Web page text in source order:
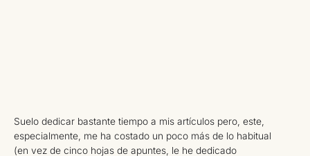
Suelo dedicar bastante tiempo a mis artículos pero, este,
especialmente, me ha costado un poco más de lo habitual
(en vez de cinco hojas de apuntes, le he dedicado